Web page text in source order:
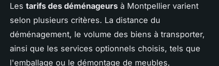
Les tarifs des déménageurs à Montpellier varient
selon plusieurs critères. La distance du
déménagement, le volume des biens à transporter,
ainsi que les services optionnels choisis, tels que
l'emballage ou le démontage de meubles,